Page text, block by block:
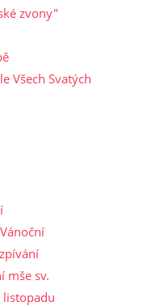
zvony"
Všech Svatých
mše sv.
listopadu